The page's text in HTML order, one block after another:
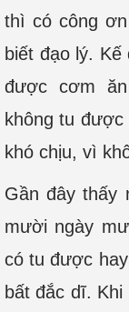
thì có công
biết đạo lý.
được cơm
không tu
khó chịu, vì
Gần đây thấy
mười ngày
có tu được
bất đắc dĩ.